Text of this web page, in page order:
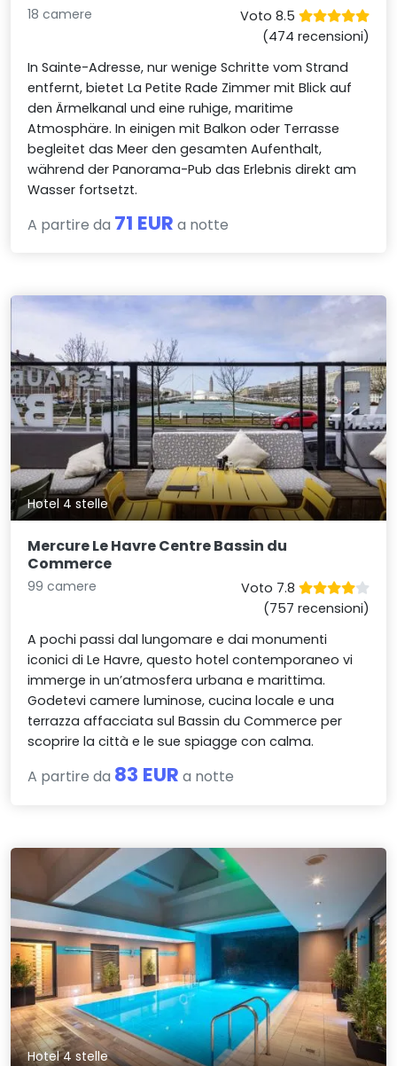
18 camere
Voto 8.5
(474 recensioni)
In Sainte-Adresse, nur wenige Schritte vom Strand
entfernt, bietet La Petite Rade Zimmer mit Blick auf
den Ärmelkanal und eine ruhige, maritime
Atmosphäre. In einigen mit Balkon oder Terrasse
begleitet das Meer den gesamten Aufenthalt,
während der Panorama-Pub das Erlebnis direkt am
Wasser fortsetzt.
A partire da 71 EUR a notte
Hotel 4 stelle
Mercure Le Havre Centre Bassin du
Commerce
99 camere
Voto 7.8
(757 recensioni)
A pochi passi dal lungomare e dai monumenti
iconici di Le Havre, questo hotel contemporaneo vi
immerge in un’atmosfera urbana e marittima.
Godetevi camere luminose, cucina locale e una
terrazza affacciata sul Bassin du Commerce per
scoprire la città e le sue spiagge con calma.
A partire da 83 EUR a notte
Hotel 4 stelle